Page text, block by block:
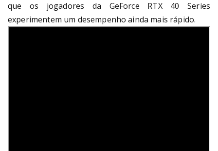
que os jogadores da GeForce RTX 40 Series
experimentem um desempenho ainda mais rápido.